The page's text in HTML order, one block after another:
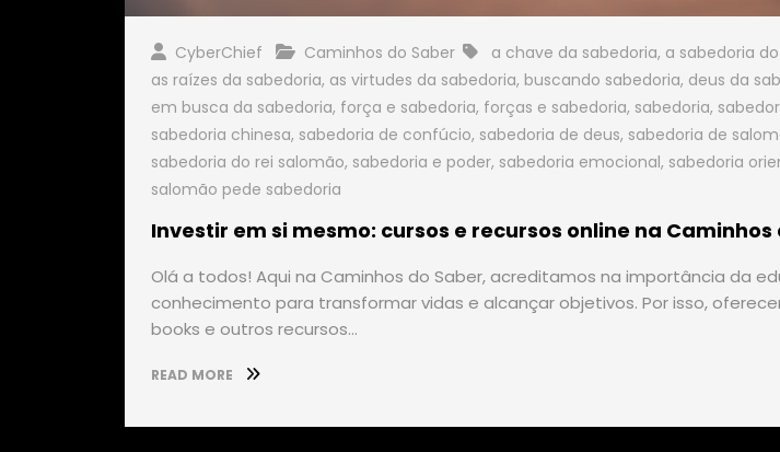
CyberChief Caminhos do Saber a chave da sabedoria, a sabedoria
as raízes da sabedoria, as virtudes da sabedoria, buscando sabedoria, deus da
em busca da sabedoria, força e sabedoria, forças e sabedoria, sabedoria,
sabedoria chinesa, sabedoria de confúcio, sabedoria de deus, sabedoria de
sabedoria do rei salomão, sabedoria e poder, sabedoria emocional, sabedoria
salomão pede sabedoria
Investir em si mesmo: cursos e recursos online na Caminhos
Olá a todos! Aqui na Caminhos do Saber, acreditamos na importância da
conhecimento para transformar vidas e alcançar objetivos. Por isso,
books e outros recursos…
READ MORE